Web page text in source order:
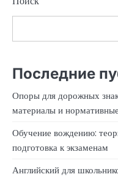
Последние
Опоры для дорожных
материалы и
Обучение вождению:
подготовка к экзаменам
Английский для